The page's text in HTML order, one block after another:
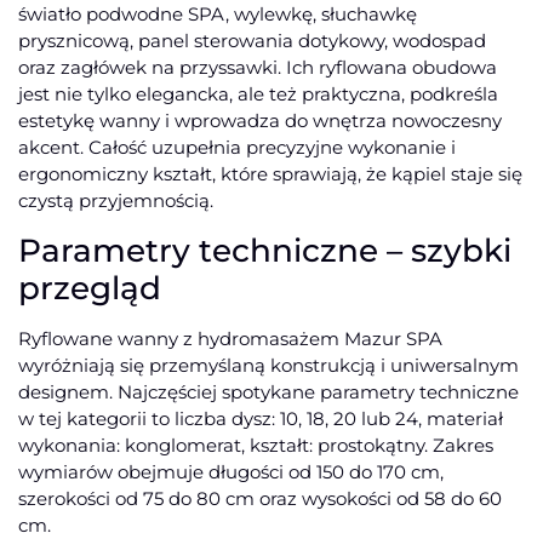
światło podwodne SPA, wylewkę, słuchawkę
prysznicową, panel sterowania dotykowy, wodospad
oraz zagłówek na przyssawki. Ich ryflowana obudowa
jest nie tylko elegancka, ale też praktyczna, podkreśla
estetykę wanny i wprowadza do wnętrza nowoczesny
akcent. Całość uzupełnia precyzyjne wykonanie i
ergonomiczny kształt, które sprawiają, że kąpiel staje się
czystą przyjemnością.
Parametry techniczne – szybki
przegląd
Ryflowane wanny z hydromasażem Mazur SPA
wyróżniają się przemyślaną konstrukcją i uniwersalnym
designem. Najczęściej spotykane parametry techniczne
w tej kategorii to liczba dysz: 10, 18, 20 lub 24, materiał
wykonania: konglomerat, kształt: prostokątny. Zakres
wymiarów obejmuje długości od 150 do 170 cm,
szerokości od 75 do 80 cm oraz wysokości od 58 do 60
cm.